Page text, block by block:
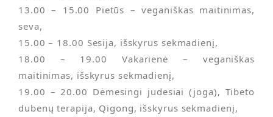
13.00 – 15.00 Pietūs – veganiškas maitinimas,
seva,
15.00 – 18.00 Sesija, išskyrus sekmadienį,
18.00 – 19.00 Vakarienė – veganiškas
maitinimas, išskyrus sekmadienį,
19.00 – 20.00 Dėmesingi judesiai (joga), Tibeto
dubenų terapija, Qigong, išskyrus sekmadienį,